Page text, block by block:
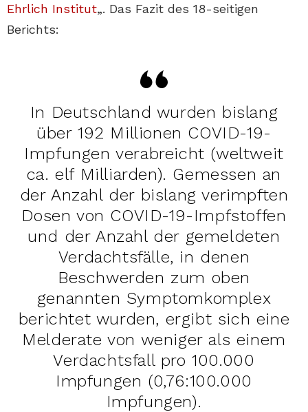
Ehrlich Institut„. Das Fazit des 18-seitigen
Berichts:
In Deutschland wurden bislang
über 192 Millionen COVID-19-
Impfungen verabreicht (weltweit
ca. elf Milliarden). Gemessen an
der Anzahl der bislang verimpften
Dosen von COVID-19-Impfstoffen
und der Anzahl der gemeldeten
Verdachtsfälle, in denen
Beschwerden zum oben
genannten Symptomkomplex
berichtet wurden, ergibt sich eine
Melderate von weniger als einem
Verdachtsfall pro 100.000
Impfungen (0,76:100.000
Impfungen).